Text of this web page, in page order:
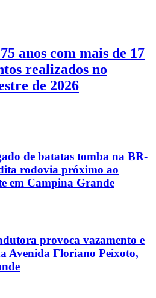
anos com mais de 17
realizados no
de 2026
de batatas tomba na BR-
rodovia próximo ao
em Campina Grande
provoca vazamento e
Avenida Floriano Peixoto,